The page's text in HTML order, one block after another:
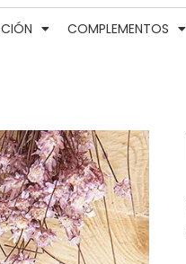
COMPLEMENTOS